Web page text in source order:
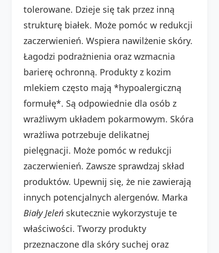
tolerowane. Dzieje się tak przez inną
strukturę białek. Może pomóc w redukcji
zaczerwienień. Wspiera nawilżenie skóry.
Łagodzi podrażnienia oraz wzmacnia
barierę ochronną. Produkty z kozim
mlekiem często mają *hypoalergiczną
formułę*. Są odpowiednie dla osób z
wrażliwym układem pokarmowym. Skóra
wrażliwa potrzebuje delikatnej
pielęgnacji. Może pomóc w redukcji
zaczerwienień. Zawsze sprawdzaj skład
produktów. Upewnij się, że nie zawierają
innych potencjalnych alergenów. Marka
Biały Jeleń skutecznie wykorzystuje te
właściwości. Tworzy produkty
przeznaczone dla skóry suchej oraz